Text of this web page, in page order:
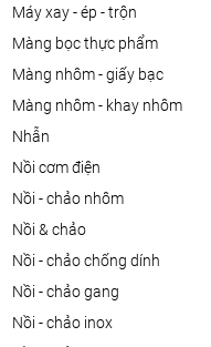
máy xay - ép - trộn
màng bọc thực phẩm
màng nhôm - giấy bạc
màng nhôm - khay nhôm
nhẫn
nồi cơm điện
nồi - chảo nhôm
nồi & chảo
nồi - chảo chống dính
nồi - chảo gang
nồi - chảo inox